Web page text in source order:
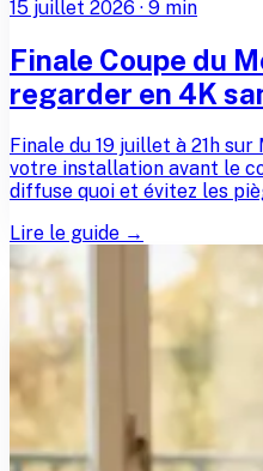
15 juillet 2026 · 9 min
Finale Coupe du
regarder en 4K
Finale du 19 juillet à 21h
votre installation avant le
diffuse quoi et évitez les
Lire le guide →